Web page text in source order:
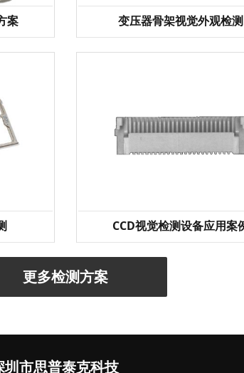
案 变压器骨架视觉外观检测
CCD视觉检测设备应用案
更多检测方案
圳市思普泰克科技